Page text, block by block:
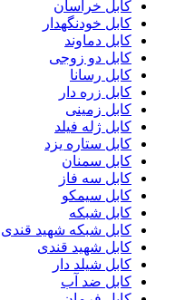
کابل خراسان
کابل خودنگهدار
کابل دماوند
کابل دو زوجی
کابل رسانا
کابل زره دار
کابل زمینی
کابل ژله فیلد
کابل ستاره یزد
کابل سمنان
کابل سه فاز
کابل سیمکو
کابل شبکه
کابل شبکه شهید قندی
کابل شهید قندی
کابل شیلد دار
کابل ضد آب